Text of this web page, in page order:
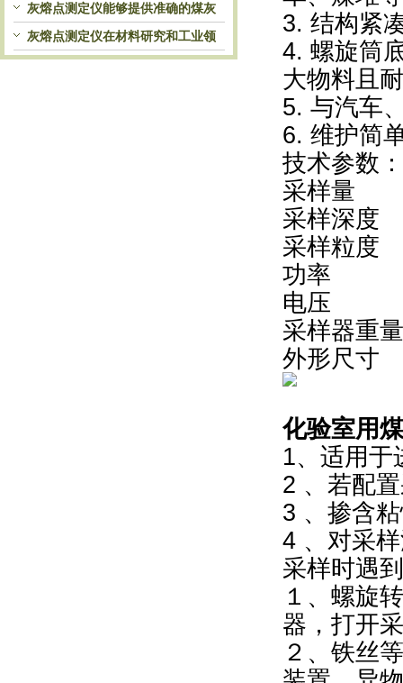
灰熔点测定仪能够提供准确的煤灰
熔融性参数
灰熔点测定仪在材料研究和工业领
域中发挥重要作用
3. 结构紧
4. 螺旋筒
大物料且
5. 与汽车
6. 维护简
技术参数
采样量
采样深
采样粒
功率
电压
采样器
外形尺寸
化验室用
1、适用
2 、若配
3 、掺含
4 、对采
采样时遇
１、螺旋
器，打开
２、铁丝